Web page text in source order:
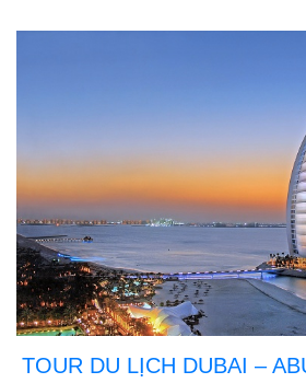
TOUR DU LỊCH DUBAI –